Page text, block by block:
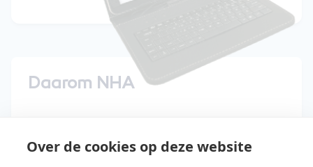
Over de cookies op deze website
Daarom NHA
Start direct met de cursus